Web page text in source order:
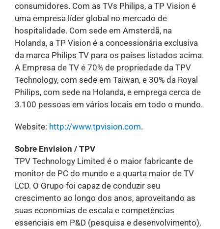
consumidores. Com as TVs Philips, a TP Vision é
uma empresa líder global no mercado de
hospitalidade. Com sede em Amsterdã, na
Holanda, a TP Vision é a concessionária exclusiva
da marca Philips TV para os países listados acima.
A Empresa de TV é 70% de propriedade da TPV
Technology, com sede em Taiwan, e 30% da Royal
Philips, com sede na Holanda, e emprega cerca de
3.100 pessoas em vários locais em todo o mundo.
Website: http://www.tpvision.com.
Sobre Envision / TPV
TPV Technology Limited é o maior fabricante de
monitor de PC do mundo e a quarta maior de TV
LCD. O Grupo foi capaz de conduzir seu
crescimento ao longo dos anos, aproveitando as
suas economias de escala e competências
essenciais em P&D (pesquisa e desenvolvimento),